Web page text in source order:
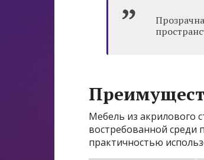
Мебель из акрилового
востребованной среди
практичностью